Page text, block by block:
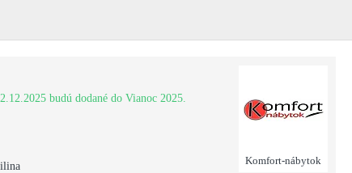
budú dodané do Vianoc 2025.
Komfort-nábytok